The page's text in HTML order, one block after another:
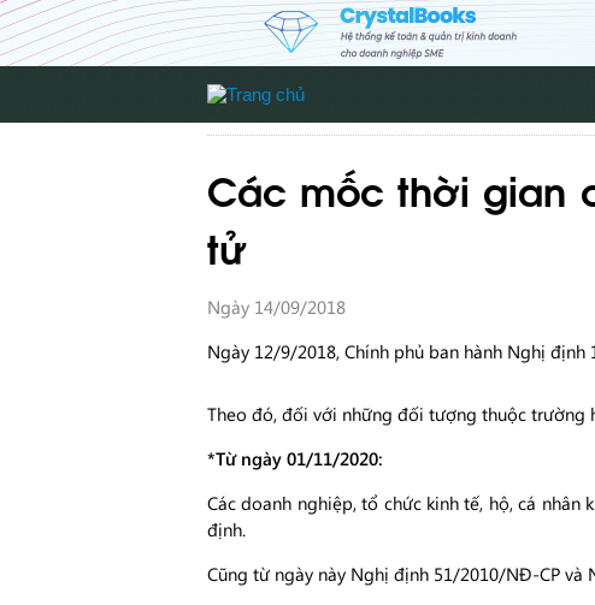
Các mốc thời gian
tử
Ngày 14/09/2018
Ngày 12/9/2018, Chính phủ ban hành Nghị
Theo đó, đối với những đối tượng thuộc trường
*Từ ngày 01/11/2020:
Các doanh nghiệp, tổ chức kinh tế, hộ, cá
định.
Cũng từ ngày này Nghị định 51/2010/NĐ-CP